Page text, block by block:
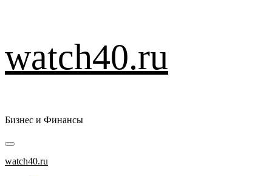
к
содержимому
watch40.ru
Бизнес и Финансы
Основное
меню
watch40.ru